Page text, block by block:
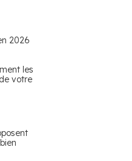
2026
les
votre